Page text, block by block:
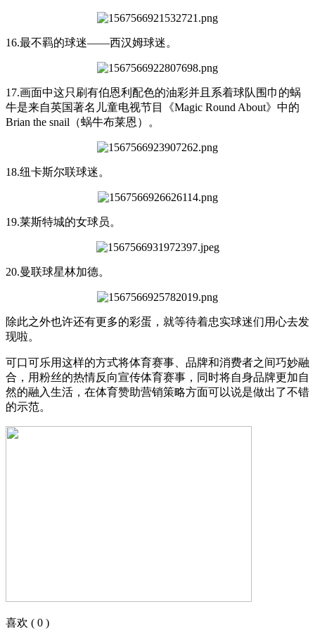
16.最不羁的球迷——西汉姆球迷。
17.画面中这只刷有伯恩利配色的油彩并且系着球队围巾的蜗
牛是来自英国著名儿童电视节目《Magic Round About》中的
Brian the snail（蜗牛布莱恩）。
18.纽卡斯尔联球迷。
19.莱斯特城的女球员。
20.曼联球星林加德。
除此之外也许还有更多的彩蛋，就等待着忠实球迷们用心去发
现啦。
可口可乐用这样的方式将体育赛事、品牌和消费者之间巧妙融
合，用粉丝的热情反向宣传体育赛事，同时将自身品牌更加自
然的融入生活，在体育赞助营销策略方面可以说是做出了不错
的示范。
喜欢 ( 0 )